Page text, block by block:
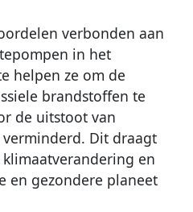
verbonden aan
in het
helpen ze om de
brandstoffen te
de uitstoot van
Dit draagt
en
en gezondere planeet